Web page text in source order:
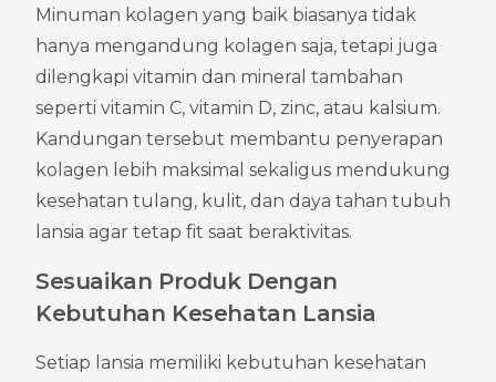
Minuman kolagen yang baik biasanya tidak
hanya mengandung kolagen saja, tetapi juga
dilengkapi vitamin dan mineral tambahan
seperti vitamin C, vitamin D, zinc, atau kalsium.
Kandungan tersebut membantu penyerapan
kolagen lebih maksimal sekaligus mendukung
kesehatan tulang, kulit, dan daya tahan tubuh
lansia agar tetap fit saat beraktivitas.
Sesuaikan Produk Dengan
Kebutuhan Kesehatan Lansia
Setiap lansia memiliki kebutuhan kesehatan